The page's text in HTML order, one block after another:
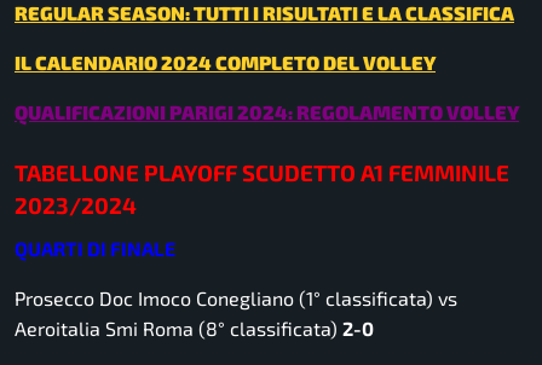
REGULAR SEASON: TUTTI I RISULTATI E LA CLASSIFICA
IL CALENDARIO 2024 COMPLETO DEL VOLLEY
QUALIFICAZIONI PARIGI 2024: REGOLAMENTO VOLLEY
TABELLONE PLAYOFF SCUDETTO A1 FEMMINILE
2023/2024
QUARTI DI FINALE
Prosecco Doc Imoco Conegliano (1° classificata) vs
Aeroitalia Smi Roma (8° classificata) 2-0